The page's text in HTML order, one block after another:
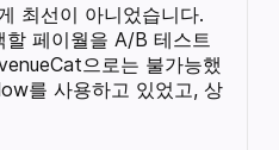
최선이 아니었습니다.
페이월을 A/B 테스트
으로는 불가능했
를 사용하고 있었고, 상